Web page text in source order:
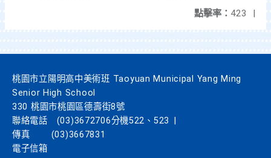
點擊率： 423 |
桃園市立陽明高中美術班 Taoyuan Municipal Yang Ming
Senior High School
330 桃園市桃園區德壽街8號
聯絡電話
(03)3672706分機522、523
傳真
(03)3667831
電子信箱